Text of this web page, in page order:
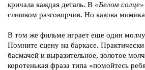
кричала каждая деталь. В «Белом солце»
слишком разговорчив. Но какова
В том же фильме играет еще один
Помните сцену на баркасе.
басмачей и выразительное, золотое
коротенькая фраза типа «помойтесь